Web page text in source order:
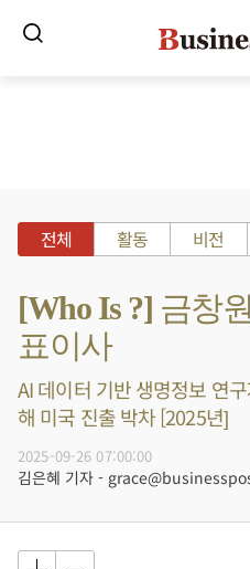
전체 활동 비전
[Who Is ?] 금창
표이사
AI 데이터 기반 생명정보 연
해 미국 진출 박차 [2025년]
2025-09-26 07:00:00
김은혜 기자 -